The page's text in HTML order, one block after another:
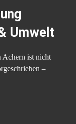
Umwelt
Achern ist nicht
–